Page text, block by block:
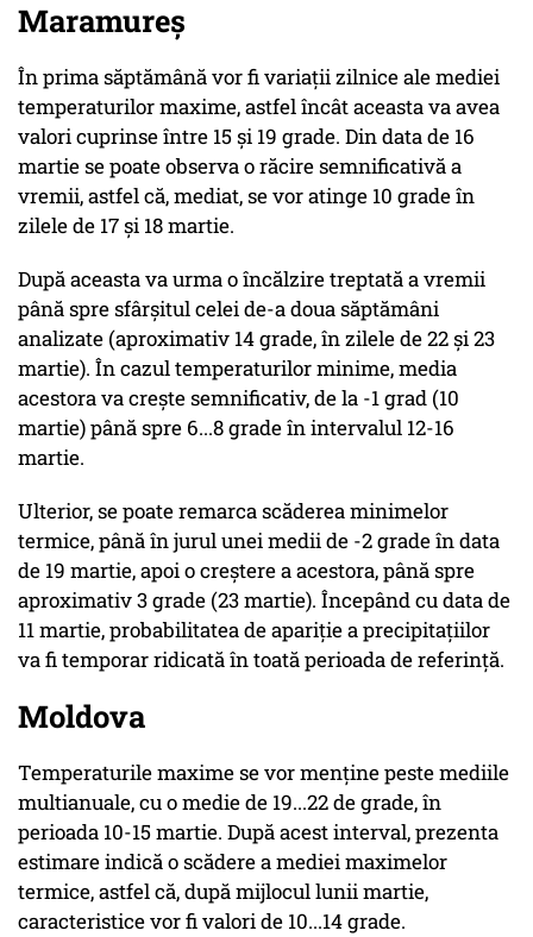
Maramureș
În prima săptămână vor fi variații zilnice ale mediei
temperaturilor maxime, astfel încât aceasta va avea
valori cuprinse între 15 și 19 grade. Din data de 16
martie se poate observa o răcire semnificativă a
vremii, astfel că, mediat, se vor atinge 10 grade în
zilele de 17 și 18 martie.
După aceasta va urma o încălzire treptată a vremii
până spre sfârșitul celei de-a doua săptămâni
analizate (aproximativ 14 grade, în zilele de 22 și 23
martie). În cazul temperaturilor minime, media
acestora va crește semnificativ, de la -1 grad (10
martie) până spre 6...8 grade în intervalul 12-16
martie.
Ulterior, se poate remarca scăderea minimelor
termice, până în jurul unei medii de -2 grade în data
de 19 martie, apoi o creștere a acestora, până spre
aproximativ 3 grade (23 martie). Începând cu data de
11 martie, probabilitatea de apariție a precipitațiilor
va fi temporar ridicată în toată perioada de referință.
Moldova
Temperaturile maxime se vor menține peste mediile
multianuale, cu o medie de 19...22 de grade, în
perioada 10-15 martie. După acest interval, prezenta
estimare indică o scădere a mediei maximelor
termice, astfel că, după mijlocul lunii martie,
caracteristice vor fi valori de 10...14 grade.